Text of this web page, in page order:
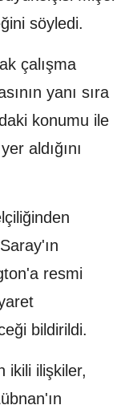
söyledi.
çalışma
yanı sıra
konumu ile
aldığını
resmi
bildirildi.
ikili ilişkiler,